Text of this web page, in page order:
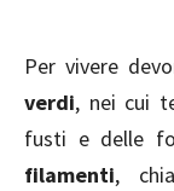
Per vivere
verdi, nei cui
fusti e delle
filamenti,